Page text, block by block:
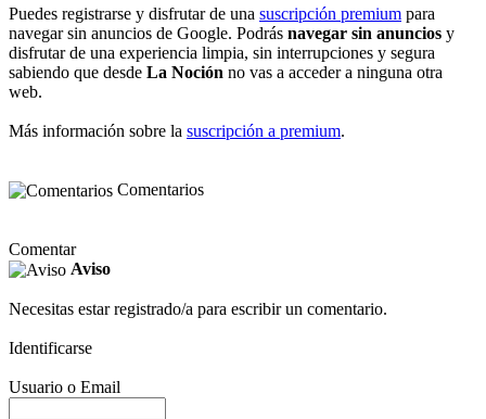
Puedes registrarse y disfrutar de una suscripción premium para
navegar sin anuncios de Google. Podrás navegar sin anuncios y
disfrutar de una experiencia limpia, sin interrupciones y segura
sabiendo que desde La Noción no vas a acceder a ninguna otra
web.
Más información sobre la suscripción a premium.
Comentarios
Comentar
Aviso
Necesitas estar registrado/a para escribir un comentario.
Identificarse
Usuario o Email